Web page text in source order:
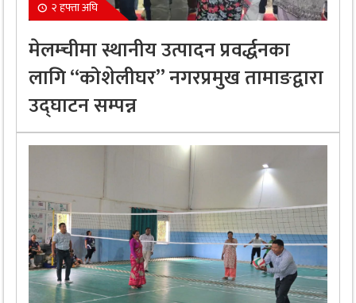
२ हफ्ता अघि
मेलम्चीमा स्थानीय उत्पादन प्रवर्द्धनका
लागि “कोशेलीघर” नगरप्रमुख तामाङद्वारा
उद्घाटन सम्पन्न